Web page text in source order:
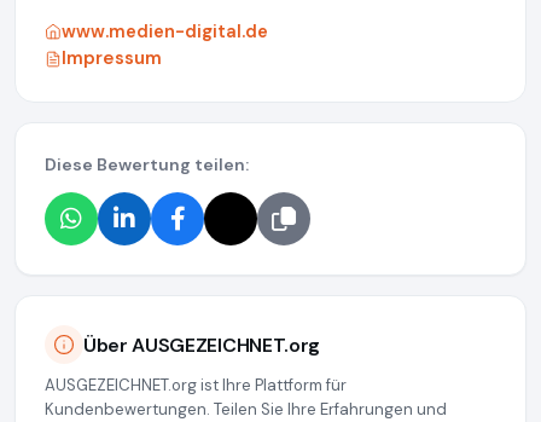
www.medien-digital.de
Impressum
Diese Bewertung teilen:
Über AUSGEZEICHNET.org
AUSGEZEICHNET.org ist Ihre Plattform für
Kundenbewertungen. Teilen Sie Ihre Erfahrungen und